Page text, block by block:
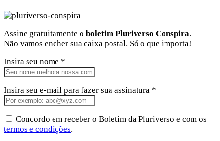
Assine gratuitamente o boletim Pluriverso Conspira.
Não vamos encher sua caixa postal. Só o que importa!
Insira seu nome *
Insira seu e-mail para fazer sua assinatura *
Concordo em receber o Boletim da Pluriverso e com os
termos e condições.